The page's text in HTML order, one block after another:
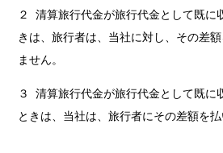
２ 清算旅行代金が旅行代金として既に
きは、旅行者は、当社に対し、その差
ません。
３ 清算旅行代金が旅行代金として既に
ときは、当社は、旅行者にその差額を払